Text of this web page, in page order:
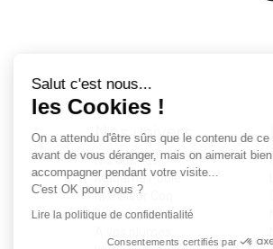
Nos univers
Nid douillet
Madame Poule
Monsieur Coq
Les poussins
Salut c'est nous...
les Cookies !
On a attendu d'être sûrs que le contenu de
avant de vous déranger, mais on aimerait
accompagner pendant votre visite...
C'est OK pour vous ?
Lire la politique de confidentialité
Consentements certifiés par